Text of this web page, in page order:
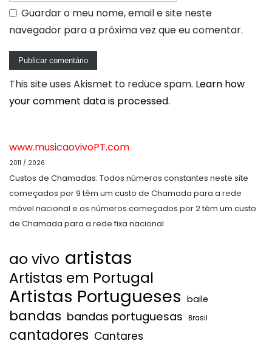
Guardar o meu nome, email e site neste
navegador para a próxima vez que eu comentar.
This site uses Akismet to reduce spam. Learn how
your comment data is processed.
www.musicaovivoPT.com
2011 / 2026
Custos de Chamadas: Todos números constantes neste site
começados por 9 têm um custo de Chamada para a rede
móvel nacional e os números começados por 2 têm um custo
de Chamada para a rede fixa nacional
ao vivo artistas
Artistas em Portugal
Artistas Portugueses baile
bandas bandas portuguesas Brasil
cantadores Cantares